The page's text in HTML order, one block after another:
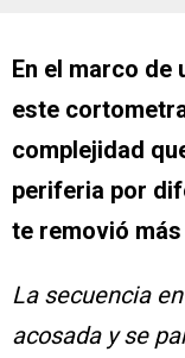
En el marco
este
complejidad
periferia por
te removió
La secuencia
acosada y se